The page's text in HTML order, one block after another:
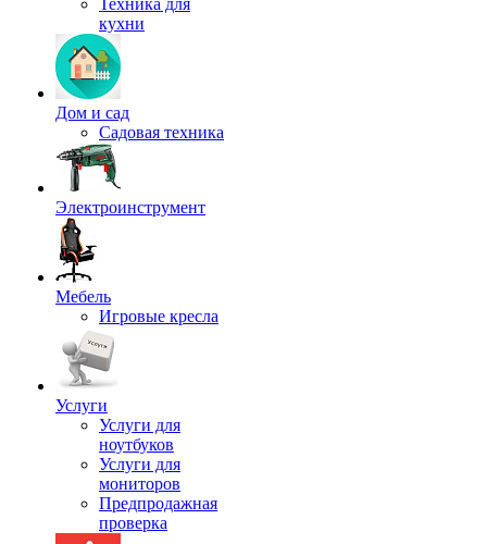
Техника для
кухни
Дом и сад
Садовая техника
Электроинструмент
Мебель
Игровые кресла
Услуги
Услуги для
ноутбуков
Услуги для
мониторов
Предпродажная
проверка